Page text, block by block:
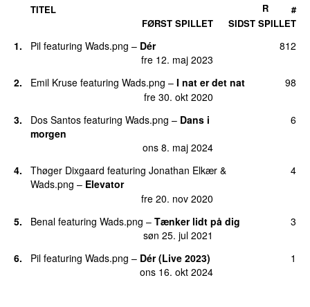
fre 4. apr 2025
3
Baby Steps (Instrumental) (som Mercedes the
Virus med Phlake)
man 12. okt 2020
13.
Shout Pillow
man 8. sep 2025
2
Slip Away (Frederik Honoré Remix) (som
Mercedes the Virus med Phlake)
som Mercedes the Virus
med Phlake)
tirs 18. jan 2022
16. Aliens Need Love Too (DJ Ary Remix)
Mercedes the Virus
med Phlake
1
TITEL
FØRST SPILLET
SIDST SPILLET
R #
1. Pil featuring Wads.png – Dér
fre 12. maj 2023
812
2. Emil Kruse featuring Wads.png – I nat er det nat
fre 30. okt 2020
98
3. Dos Santos featuring Wads.png – Dans i
morgen
ons 8. maj 2024
6
4. Thøger Dixgaard featuring Jonathan Elkær &
Wads.png – Elevator
fre 20. nov 2020
4
5. Benal featuring Wads.png – Tænker lidt på dig
søn 25. jul 2021
3
6. Pil featuring Wads.png – Dér (Live 2023)
ons 16. okt 2024
1